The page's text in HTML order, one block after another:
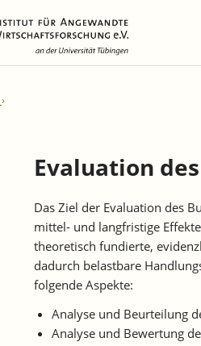
Abgeschlossene Projekte
IAW-Diskussionspapiere
IAW-Forschungsberichte
IAW-Policy Reports
IAW-Impulse
IAW-News
Mitarbeiterinnen
Sekretariat und IT
Studentische Hilfskräfte,
Praktikantinnen und Praktikanten
Evaluation
Das Ziel der Evaluation des
mittel- und langfristige
theoretisch fundierte,
dadurch belastbare
folgende Aspekte:
Analyse und Beurteilung
Analyse und Bewertung